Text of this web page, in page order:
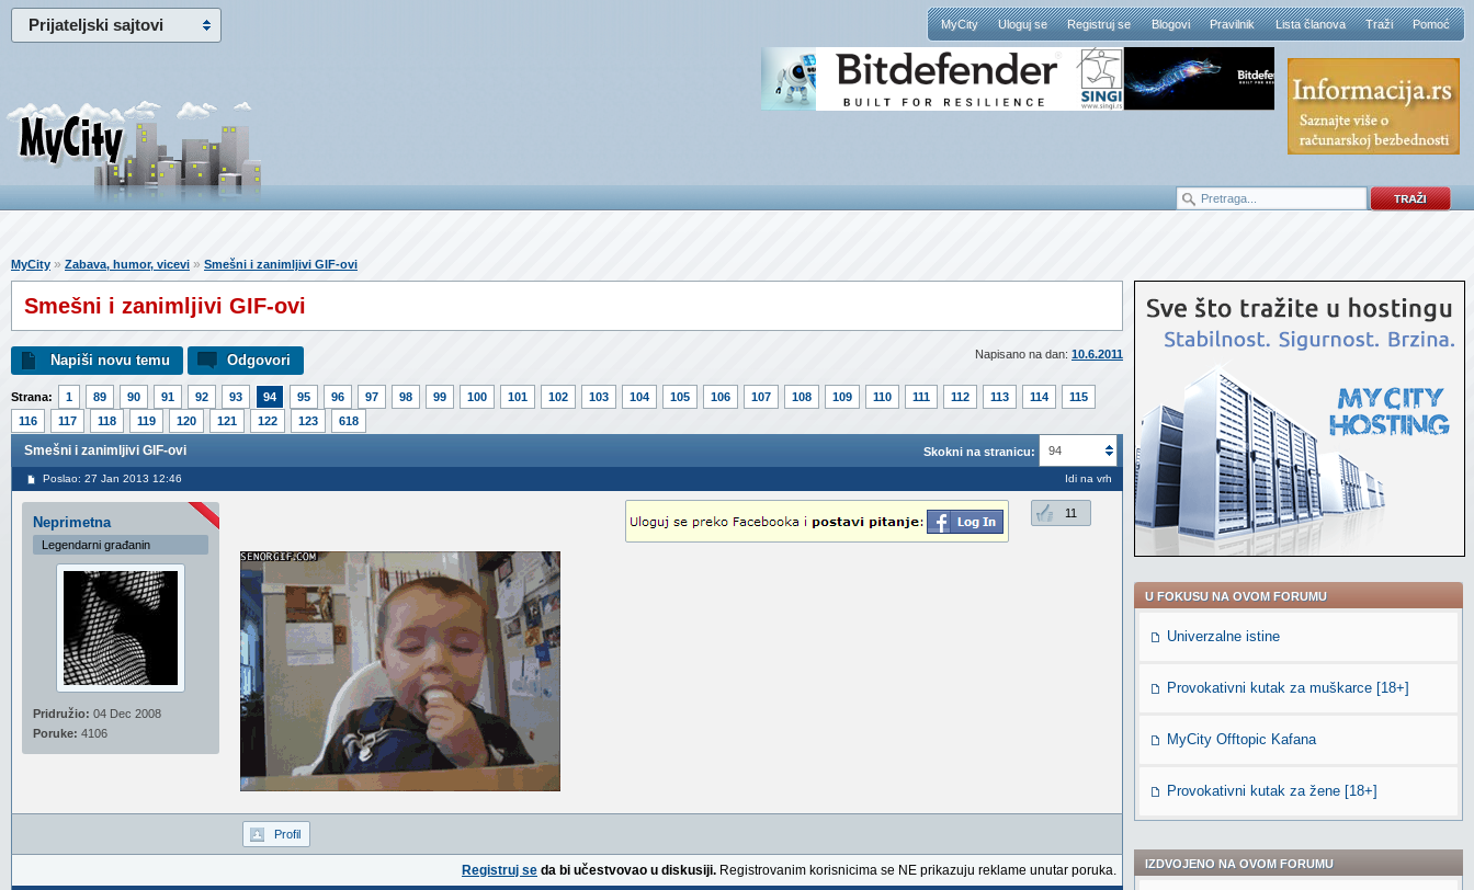
Prijateljski sajtovi MyCity Uloguj se Registruj se Blogovi Pravilnik Lista članova Traži Pomoć
MyCity » Zabava, humor, vicevi » Smešni i zanimljivi GIF-ovi
Smešni i zanimljivi GIF-ovi
Napisano na dan: 10.6.2011
Napiši novu temu Odgovori
Strana: 1 89 90 91 92 93 94 95 96 97 98 99 100 101 102 103 104 105 106 107 108 109 110 111 112 113 114
115
116
117 118 119 120 121 122 123 618
Skokni na stranicu: 94
Smešni i zanimljivi GIF-ovi
Poslao: 27 Jan 2013 12:46 Idi na vrh
Neprimetna
Legendarni građanin
Pridružio: 04 Dec 2008
Poruke: 4106
11
Profil
Registruj se da bi učestvovao u diskusiji. Registrovanim korisnicima se NE prikazuju reklame unutar poruka.
U FOKUSU NA OVOM FORUMU
Univerzalne istine
Provokativni kutak za muškarce [18+]
MyCity Offtopic Kafana
Provokativni kutak za žene [18+]
IZDVOJENO NA OVOM FORUMU